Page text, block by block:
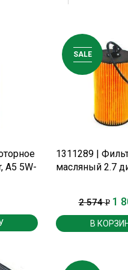
A5 5W-
SALE
1311289 |
масляный 2.7
2 574Р 1
В